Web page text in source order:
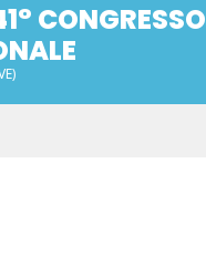
CONGRESSO